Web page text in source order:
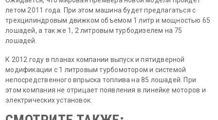
летом 2011 года. При этом машина будет предлагаться с
трехцилиндровым движком объемом 1 литр и мощностью 65
лошадей, а так же 1, 2 литровым турбодизелем на 75
лошадей.
К 2012 году в планах компании выпуск и пятидверной
модификации с 1 литровым турбомотором и системой
непосредственного впрыска топлива на 85 лошадей. При
этом компания не отрицает появления в линейке моторов и
электрических установок.